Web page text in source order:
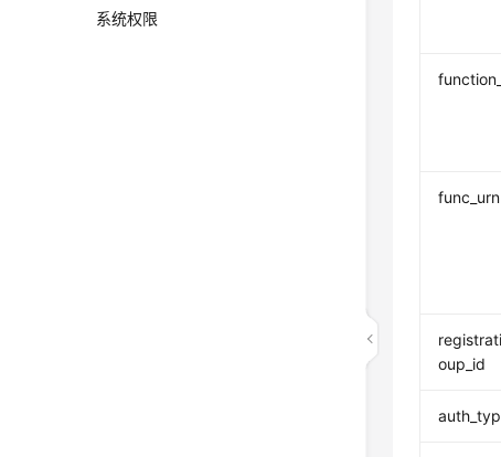
系统权限
func_urn
oup_id